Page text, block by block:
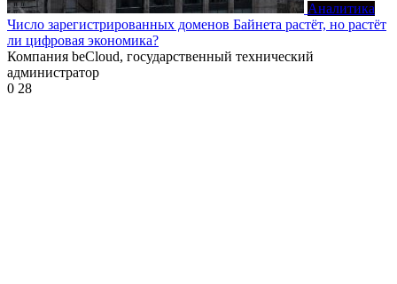
Аналитика
Число зарегистрированных доменов Байнета растёт, но растёт
ли цифровая экономика?
Компания beCloud, государственный технический
администратор
0 28